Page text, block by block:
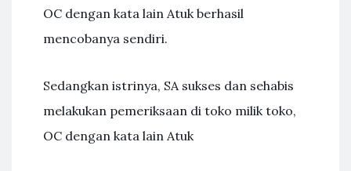
OC dengan kata lain Atuk berhasil
mencobanya sendiri.
Sedangkan istrinya, SA sukses dan sehabis
melakukan pemeriksaan di toko milik toko,
OC dengan kata lain Atuk